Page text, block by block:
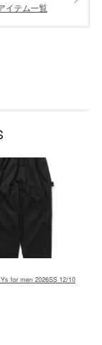
イテム一覧
for men 2026SS 12/10